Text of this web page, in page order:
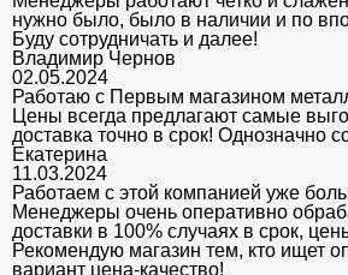
нужно было, было в наличии и по
Буду сотрудничать и далее!
Владимир Чернов
02.05.2024
Работаю с Первым магазином
Цены всегда предлагают самые
доставка точно в срок! Однозначно
Екатерина
11.03.2024
Работаем с этой компанией уже
Менеджеры очень оперативно
доставки в 100% случаях в срок,
Рекомендую магазин тем, кто ищет
вариант цена-качество!